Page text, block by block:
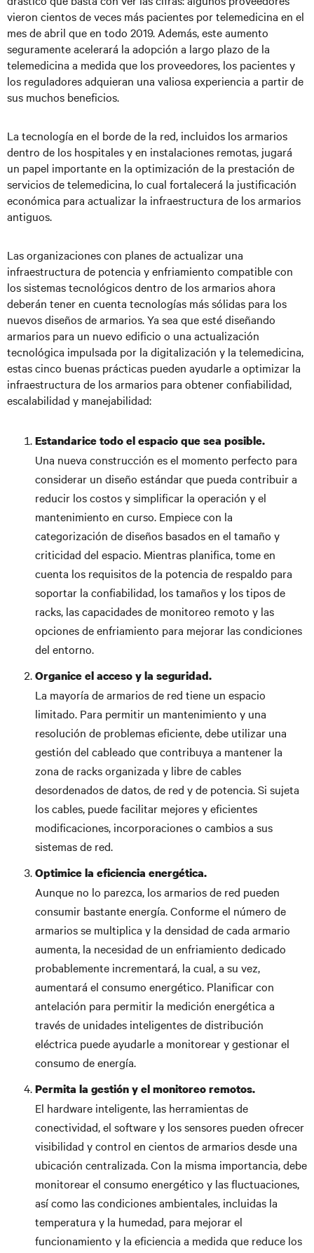
vieron cientos de veces más pacientes por telemedicina en el
mes de abril que en todo 2019. Además, este aumento
seguramente acelerará la adopción a largo plazo de la
telemedicina a medida que los proveedores, los pacientes y
los reguladores adquieran una valiosa experiencia a partir de
sus muchos beneficios.
La tecnología en el borde de la red, incluidos los armarios
dentro de los hospitales y en instalaciones remotas, jugará
un papel importante en la optimización de la prestación de
servicios de telemedicina, lo cual fortalecerá la justificación
económica para actualizar la infraestructura de los armarios
antiguos.
Las organizaciones con planes de actualizar una
infraestructura de potencia y enfriamiento compatible con
los sistemas tecnológicos dentro de los armarios ahora
deberán tener en cuenta tecnologías más sólidas para los
nuevos diseños de armarios. Ya sea que esté diseñando
armarios para un nuevo edificio o una actualización
tecnológica impulsada por la digitalización y la telemedicina,
estas cinco buenas prácticas pueden ayudarle a optimizar la
infraestructura de los armarios para obtener confiabilidad,
escalabilidad y manejabilidad:
Estandarice todo el espacio que sea posible.
Una nueva construcción es el momento perfecto para
considerar un diseño estándar que pueda contribuir a
reducir los costos y simplificar la operación y el
mantenimiento en curso. Empiece con la
categorización de diseños basados en el tamaño y
criticidad del espacio. Mientras planifica, tome en
cuenta los requisitos de la potencia de respaldo para
soportar la confiabilidad, los tamaños y los tipos de
racks, las capacidades de monitoreo remoto y las
opciones de enfriamiento para mejorar las condiciones
del entorno.
Organice el acceso y la seguridad.
La mayoría de armarios de red tiene un espacio
limitado. Para permitir un mantenimiento y una
resolución de problemas eficiente, debe utilizar una
gestión del cableado que contribuya a mantener la
zona de racks organizada y libre de cables
desordenados de datos, de red y de potencia. Si sujeta
los cables, puede facilitar mejores y eficientes
modificaciones, incorporaciones o cambios a sus
sistemas de red.
Optimice la eficiencia energética.
Aunque no lo parezca, los armarios de red pueden
consumir bastante energía. Conforme el número de
armarios se multiplica y la densidad de cada armario
aumenta, la necesidad de un enfriamiento dedicado
probablemente incrementará, la cual, a su vez,
aumentará el consumo energético. Planificar con
antelación para permitir la medición energética a
través de unidades inteligentes de distribución
eléctrica puede ayudarle a monitorear y gestionar el
consumo de energía.
Permita la gestión y el monitoreo remotos.
El hardware inteligente, las herramientas de
conectividad, el software y los sensores pueden ofrecer
visibilidad y control en cientos de armarios desde una
ubicación centralizada. Con la misma importancia, debe
monitorear el consumo energético y las fluctuaciones,
así como las condiciones ambientales, incluidas la
temperatura y la humedad, para mejorar el
funcionamiento y la eficiencia a medida que reduce los